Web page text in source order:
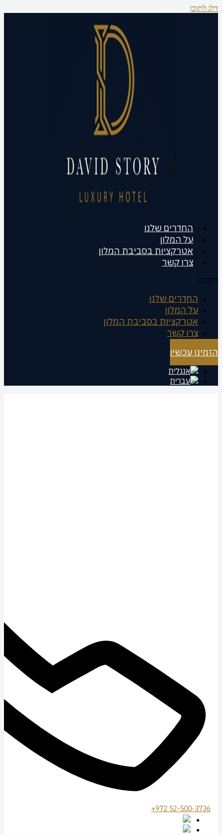
דלג לתוכן
החדרים שלנו
על המלון
אטרקציות בסביבת המלון
צרו קשר
תפריט
החדרים שלנו
על המלון
אטרקציות בסביבת המלון
צרו קשר
הזמינו עכשיו
972 52-500-3736+